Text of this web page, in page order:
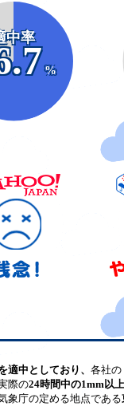
中率
%
適中としており、 各社の
際の24時間中の1mm以
象庁の定める地点である